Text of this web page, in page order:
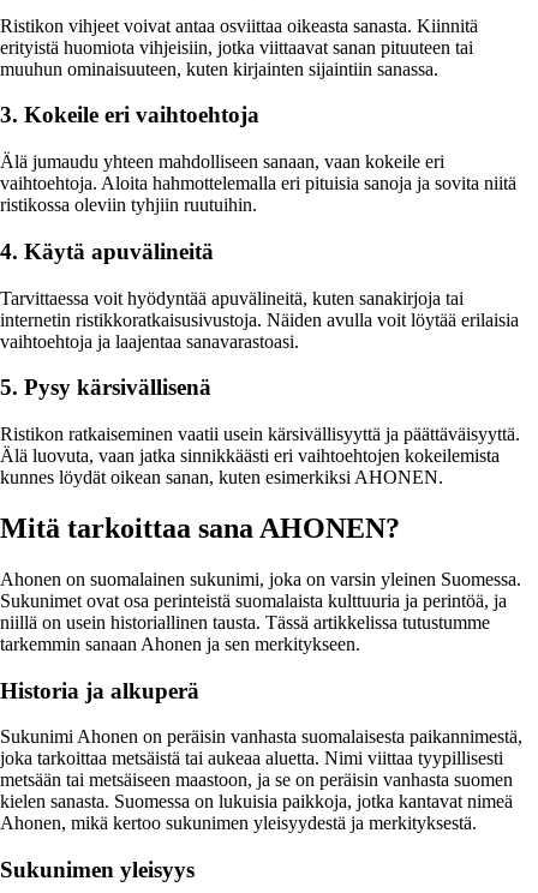
Ristikon vihjeet voivat antaa osviittaa oikeasta sanasta. Kiinnitä
erityistä huomiota vihjeisiin, jotka viittaavat sanan pituuteen tai
muuhun ominaisuuteen, kuten kirjainten sijaintiin sanassa.
3. Kokeile eri vaihtoehtoja
Älä jumaudu yhteen mahdolliseen sanaan, vaan kokeile eri
vaihtoehtoja. Aloita hahmottelemalla eri pituisia sanoja ja sovita niitä
ristikossa oleviin tyhjiin ruutuihin.
4. Käytä apuvälineitä
Tarvittaessa voit hyödyntää apuvälineitä, kuten sanakirjoja tai
internetin ristikkoratkaisusivustoja. Näiden avulla voit löytää erilaisia
vaihtoehtoja ja laajentaa sanavarastoasi.
5. Pysy kärsivällisenä
Ristikon ratkaiseminen vaatii usein kärsivällisyyttä ja päättäväisyyttä.
Älä luovuta, vaan jatka sinnikkäästi eri vaihtoehtojen kokeilemista
kunnes löydät oikean sanan, kuten esimerkiksi AHONEN.
Mitä tarkoittaa sana AHONEN?
Ahonen on suomalainen sukunimi, joka on varsin yleinen Suomessa.
Sukunimet ovat osa perinteistä suomalaista kulttuuria ja perintöä, ja
niillä on usein historiallinen tausta. Tässä artikkelissa tutustumme
tarkemmin sanaan Ahonen ja sen merkitykseen.
Historia ja alkuperä
Sukunimi Ahonen on peräisin vanhasta suomalaisesta paikannimestä,
joka tarkoittaa metsäistä tai aukeaa aluetta. Nimi viittaa tyypillisesti
metsään tai metsäiseen maastoon, ja se on peräisin vanhasta suomen
kielen sanasta. Suomessa on lukuisia paikkoja, jotka kantavat nimeä
Ahonen, mikä kertoo sukunimen yleisyydestä ja merkityksestä.
Sukunimen yleisyys